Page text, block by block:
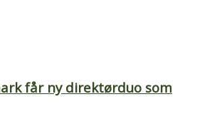
får ny direktørduo som